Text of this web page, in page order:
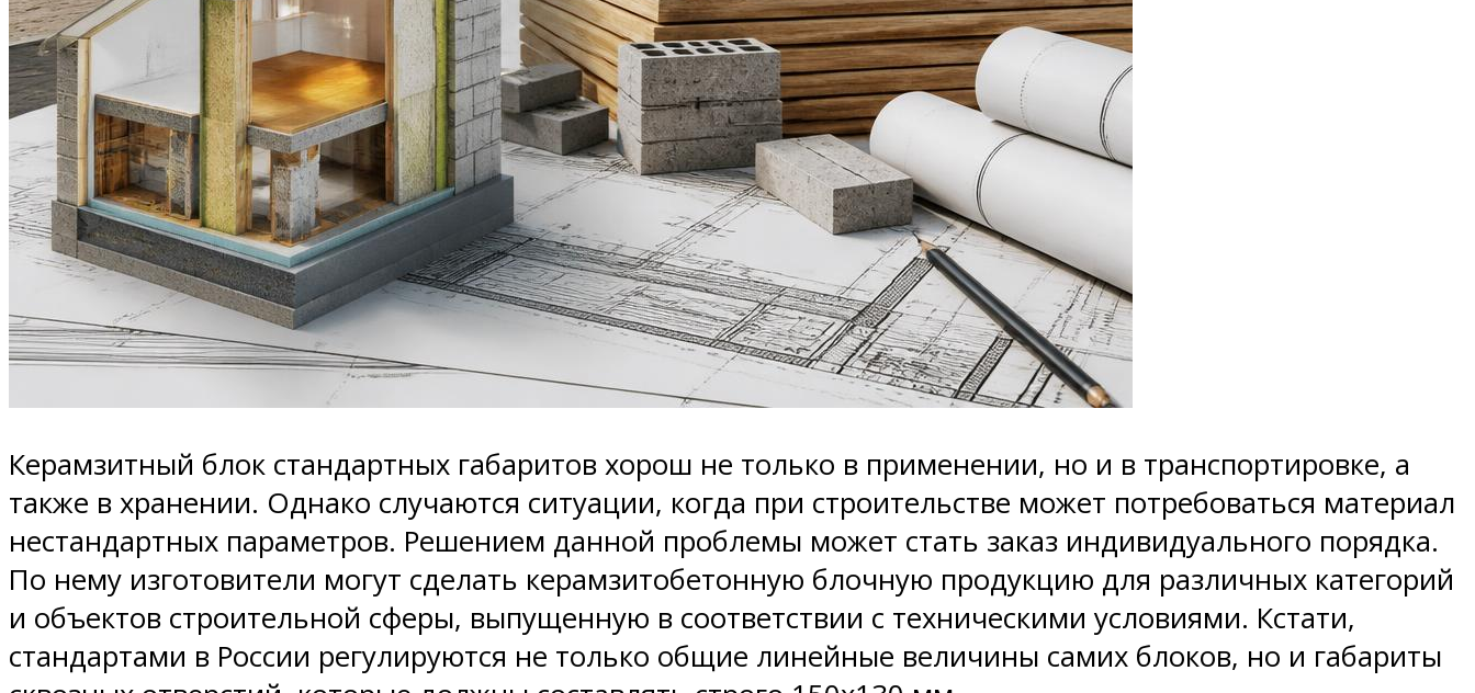
Керамзитный блок стандартных габаритов хорош не только в применении, но и в транспортировке, а
также в хранении. Однако случаются ситуации, когда при строительстве может потребоваться материал
нестандартных параметров. Решением данной проблемы может стать заказ индивидуального порядка.
По нему изготовители могут сделать керамзитобетонную блочную продукцию для различных категорий
и объектов строительной сферы, выпущенную в соответствии с техническими условиями. Кстати,
стандартами в России регулируются не только общие линейные величины самих блоков, но и габариты